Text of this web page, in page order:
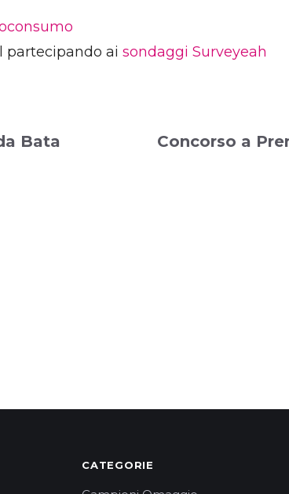
partecipando ai sondaggi Surveyeah
Bata Concorso a
CATEGORIE